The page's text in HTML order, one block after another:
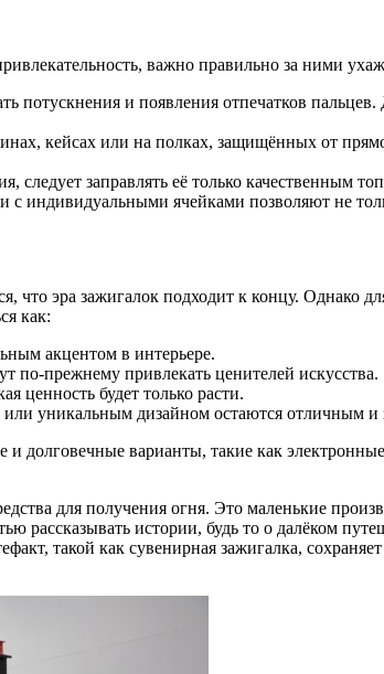
важно правильно за ними
потускнения и появления отпечатков
кейсах или на полках, защищённых от
следует заправлять её только
индивидуальными ячейками позволяют не
что эра зажигалок подходит к концу. Однако
как:
акцентом в интерьере.
по-прежнему привлекать ценителей искусства.
ценность будет только расти.
или уникальным дизайном остаются отличным
и долговечные варианты, такие как
для получения огня. Это маленькие
рассказывать истории, будь то о далёком
такой как сувенирная зажигалка,